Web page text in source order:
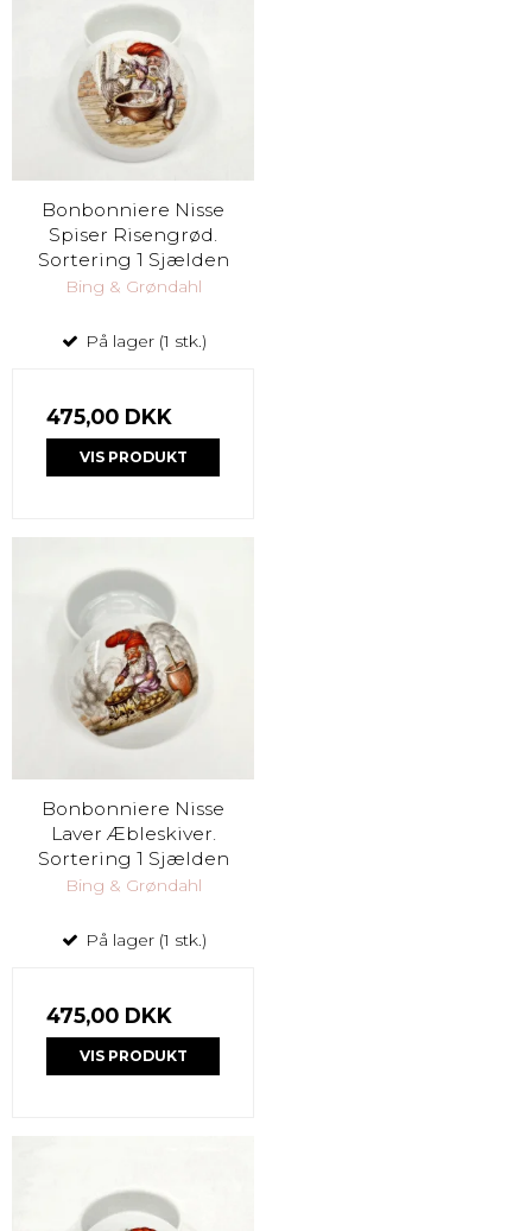
Bonbonniere Nisse
Spiser Risengrød.
Sortering 1 Sjælden
Bing & Grøndahl
På lager (1 stk.)
475,00 DKK
VIS PRODUKT
Bonbonniere Nisse
Laver Æbleskiver.
Sortering 1 Sjælden
Bing & Grøndahl
På lager (1 stk.)
475,00 DKK
VIS PRODUKT